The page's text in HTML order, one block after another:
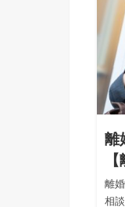
離
離
相